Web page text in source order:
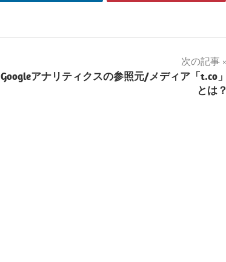
次の記事
Googleアナリティクスの参照元/メディア「t.co」
とは？